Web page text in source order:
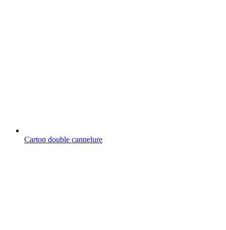
Carton double cannelure